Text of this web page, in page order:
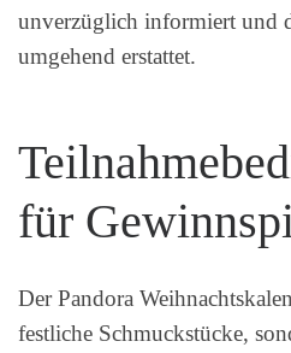
unverzüglich informiert und
umgehend erstattet.
für
Der Pandora
festliche Schmuckstücke,